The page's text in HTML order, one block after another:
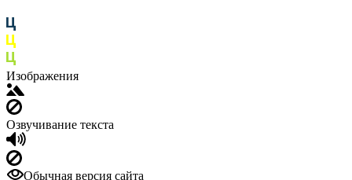
Изображения
Озвучивание текста
Обычная версия сайта